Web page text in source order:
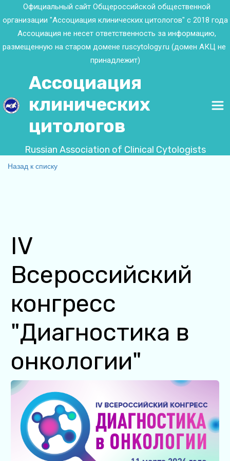
   Официальный сайт Общероссийской общественной
организации "Ассоциация клинических цитологов" с 2018 года
   Ассоциация не несет ответственность за информацию,
размещенную на старом домене ruscytology.ru (домен АКЦ не
принадлежит)
Ассоциация
клинических
цитологов
Russian Association of Clinical Cytologists
Назад к списку
IV
Всероссийский
конгресс
"Диагностика в
онкологии"